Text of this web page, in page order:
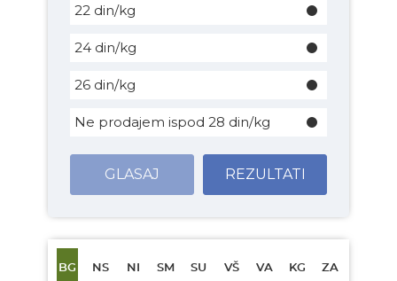
22 din/kg
24 din/kg
26 din/kg
Ne prodajem ispod 28 din/kg
GLASAJ REZULTATI
BG NS NI SM SU VŠ VA KG ZA